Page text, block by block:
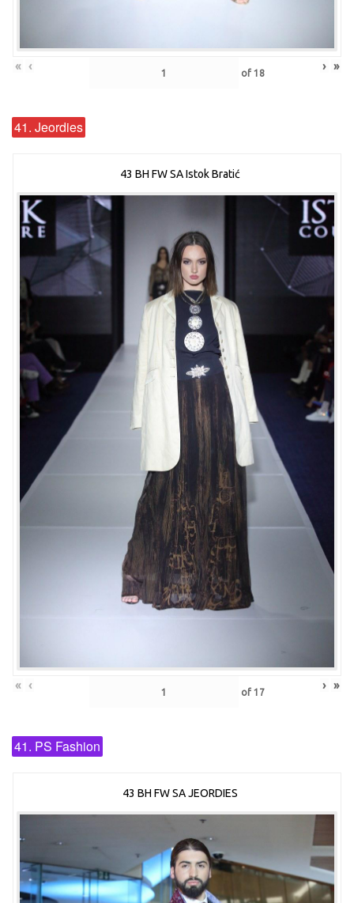
« ‹ of 18 › »
41. Jeordies
43 BH FW SA Istok Bratić
« ‹ of 17 › »
41. PS Fashion
43 BH FW SA JEORDIES